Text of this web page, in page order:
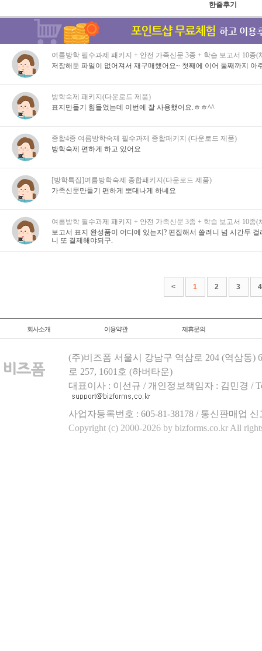
한줄후기
여름방학 필수과제 패키지 + 안전 가족신문 3종 + 학습 보고서 10종
저장해둔 파일이 없어져서 재구매했어요~ 첫째에 이어 둘째까지 아
방학숙제 패키지(다운로드 제품)
표지만들기 힘들었는데 이번에 잘 사용했어요.ㅎㅎ^^
종합4종 여름방학숙제 필수과제 종합패키지 (다운로드 제품)
방학숙제 편하게 하고 있어요
[방학특집]여름방학숙제 종합패키지(다운로드 제품)
가족신문만들기 편하게 뽀대나게 하네요
여름방학 필수과제 패키지 + 안전 가족신문 3종 + 학습 보고서 10종
보고서 표지 완성품이 어디에 있는지? 편집해서 쓸려니 넘 시간두
니 또 결제해야되구.
< 1 2 3 4
회사소개 이용약관 제휴문의
(주)비즈폼 서울시 강남구 역삼로 204 (역삼동)
로 257, 1601호 (하버타운)
대표이사 : 이선규 / 개인정보책임자 : 김민경 /
사업자등록번호 : 605-81-38178 / 통신판매업
Copyright (c) 2000-2026 by bizforms.co.kr All